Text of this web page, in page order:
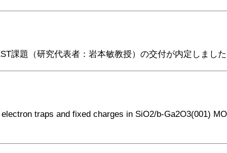
課題（研究代表者：岩本敏教授）の交付が内定しまし
traps and fixed charges in SiO2/b-Ga2O3(001)